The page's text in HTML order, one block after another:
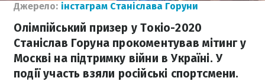
Джерело: інстаграм Станіслава Горуни
Олімпійський призер у Токіо-2020
Станіслав Горуна прокоментував мітинг у
Москві на підтримку війни в Україні. У
події участь взяли російські спортсмени.